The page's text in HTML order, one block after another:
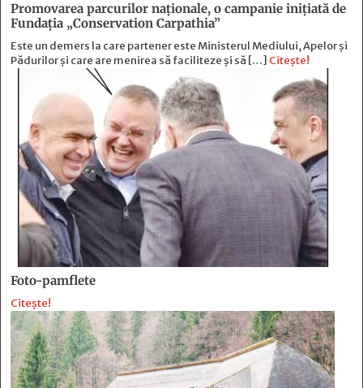
Promovarea parcurilor naționale, o campanie inițiată de
Fundația „Conservation Carpathia”
Este un demers la care partener este Ministerul Mediului, Apelor și
Pădurilor și care are menirea să faciliteze și să […] Citește!
Foto-pamflete
Citește!